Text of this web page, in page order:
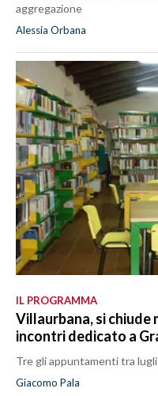
aggregazione
Alessia Orbana
IL PROGRAMMA
Villaurbana, si
incontri dedicato a
Tre gli appuntamenti tra
Giacomo Pala